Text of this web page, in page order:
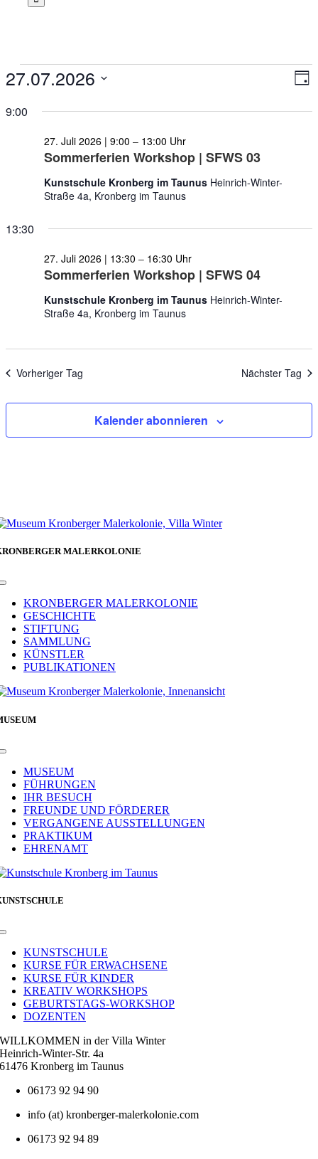
Veranstaltungen
für
Juli
Tag
27.07.2026
wählen.
9:00
Sommerferien Workshop | SFWS 03
27. Juli 2026 | 9:00 – 13:00
Kunstschule Kronberg im Taunus Heinrich-Winter-
Straße 4a, Kronberg im Taunus
13:30
Sommerferien Workshop | SFWS 04
27. Juli 2026 | 13:30 – 16:30
Kunstschule Kronberg im Taunus Heinrich-Winter-
Straße 4a, Kronberg im Taunus
Vorheriger Tag Nächster Tag
Kalender abonnieren
MALERKOLONIE
Toggle
NavigationKRONBERGER MALERKOLONIE
GESCHICHTE
STIFTUNG
SAMMLUNG
KÜNSTLER
PUBLIKATIONEN
Toggle
NavigationMUSEUM
FÜHRUNGEN
IHR BESUCH
FREUNDE UND FÖRDERER
VERGANGENE AUSSTELLUNGEN
PRAKTIKUM
EHRENAMT
Toggle
NavigationKUNSTSCHULE
KURSE FÜR ERWACHSENE
KURSE FÜR KINDER
KREATIV WORKSHOPS
GEBURTSTAGS-WORKSHOP
DOZENTEN
WILLKOMMEN in der Villa Winter
Heinrich-Winter-Str. 4a
61476 Kronberg im Taunus
06173 92 94 90
info (at) kronberger-malerkolonie.com
06173 92 94 89